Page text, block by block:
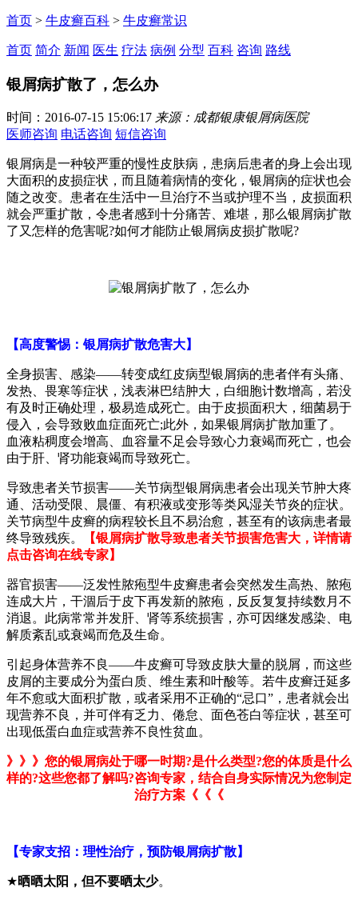
首页 > 牛皮癣百科 > 牛皮癣常识
首页 简介 新闻 医生 疗法 病例 分型 百科 咨询 路线
银屑病扩散了，怎么办
时间：2016-07-15 15:06:17 来源：成都银康银屑病医院
医师咨询 电话咨询 短信咨询
银屑病是一种较严重的慢性皮肤病，患病后患者的身上会出现
大面积的皮损症状，而且随着病情的变化，银屑病的症状也会
随之改变。患者在生活中一旦治疗不当或护理不当，皮损面积
就会严重扩散，令患者感到十分痛苦、难堪，那么银屑病扩散
了又怎样的危害呢?如何才能防止银屑病皮损扩散呢?
【高度警惕：银屑病扩散危害大】
全身损害、感染——转变成红皮病型银屑病的患者伴有头痛、
发热、畏寒等症状，浅表淋巴结肿大，白细胞计数增高，若没
有及时正确处理，极易造成死亡。由于皮损面积大，细菌易于
侵入，会导致败血症面死亡;此外，如果银屑病扩散加重了。
血液粘稠度会增高、血容量不足会导致心力衰竭而死亡，也会
由于肝、肾功能衰竭而导致死亡。
导致患者关节损害——关节病型银屑病患者会出现关节肿大疼
通、活动受限、晨僵、有积液或变形等类风湿关节炎的症状。
关节病型牛皮癣的病程较长且不易治愈，甚至有的该病患者最
终导致残疾。
【银屑病扩散导致患者关节损害危害大，详情请
点击咨询在线专家】
器官损害——泛发性脓疱型牛皮癣患者会突然发生高热、脓疱
连成大片，干涸后于皮下再发新的脓疱，反反复复持续数月不
消退。此病常常并发肝、肾等系统损害，亦可因继发感染、电
解质紊乱或衰竭而危及生命。
引起身体营养不良——牛皮癣可导致皮肤大量的脱屑，而这些
皮屑的主要成分为蛋白质、维生素和叶酸等。若牛皮癣迁延多
年不愈或大面积扩散，或者采用不正确的“忌口”，患者就会出
现营养不良，并可伴有乏力、倦怠、面色苍白等症状，甚至可
出现低蛋白血症或营养不良性贫血。
》》》您的银屑病处于哪一时期?是什么类型?您的体质是什么
样的?这些您都了解吗?咨询专家，结合自身实际情况为您制定
治疗方案《《《
【专家支招：理性治疗，预防银屑病扩散】
★晒晒太阳，但不要晒太少。